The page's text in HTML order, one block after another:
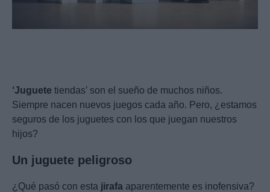
‘Juguete tiendas’ son el sueño de muchos niños.
Siempre nacen nuevos juegos cada año. Pero, ¿estamos
seguros de los juguetes con los que juegan nuestros
hijos?
Un juguete peligroso
¿Qué pasó con esta jirafa aparentemente es inofensiva?